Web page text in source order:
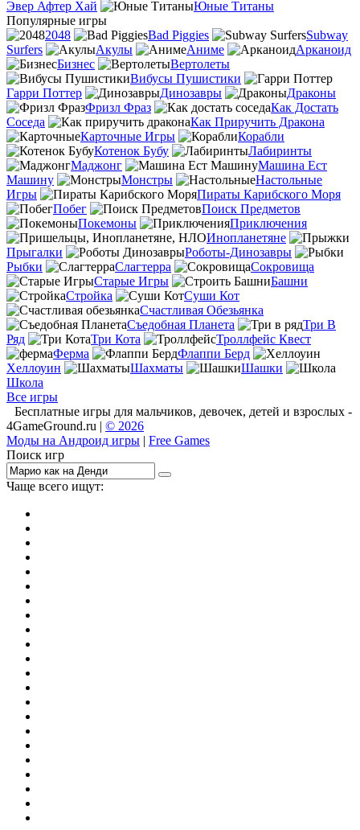
Эвер Афтер Хай
Юные Титаны
Популярные игры
2048
Bad Piggies
Subway
Surfers
Акулы Аниме
Арканоид
Бизнес
Вертолеты
Вибусы Пушистики
Гарри Поттер
Динозавры
Драконы
Фризл Фраз
Как Достать
Соседа
Как Приручить Дракона
Карточные Игры
Корабли
Котенок Бубу
Лабиринты
Маджонг
Машина Ест
Машину
Монстры
Настольные
Игры
Пираты Карибского Моря
Побег
Поиск Предметов
Покемоны
Приключения
Инопланетяне
Прыгалки
Роботы-Динозавры
Рыбки
Слагтерра
Сокровища
Старые Игры
Башни
Стройка
Суши Кот
Счастливая Обезьянка
Съедобная Планета
Три В
Ряд
Три Кота
Троллфейс Квест
Ферма
Флаппи Берд
Хеллоуин
Шахматы
Шашки
Школа
Все игры
Бесплатные игры для мальчиков, девочек, детей и взрослых -
4GameGround.ru | © 2026
Моды на Андроид игры | Free Games
Поиск игр
Чаще всего ищут: